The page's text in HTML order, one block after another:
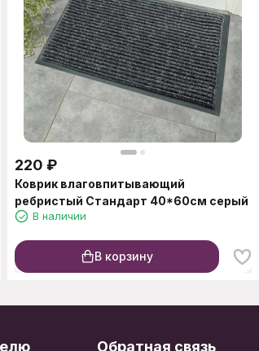
220 ₽
Коврик влаговпитывающий
ребристый Стандарт 40*60см серый
В наличии
В корзину
Обратная связь